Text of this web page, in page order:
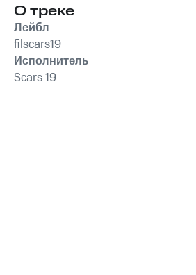
О треке
Лейбл
filscars19
Исполнитель
Scars 19